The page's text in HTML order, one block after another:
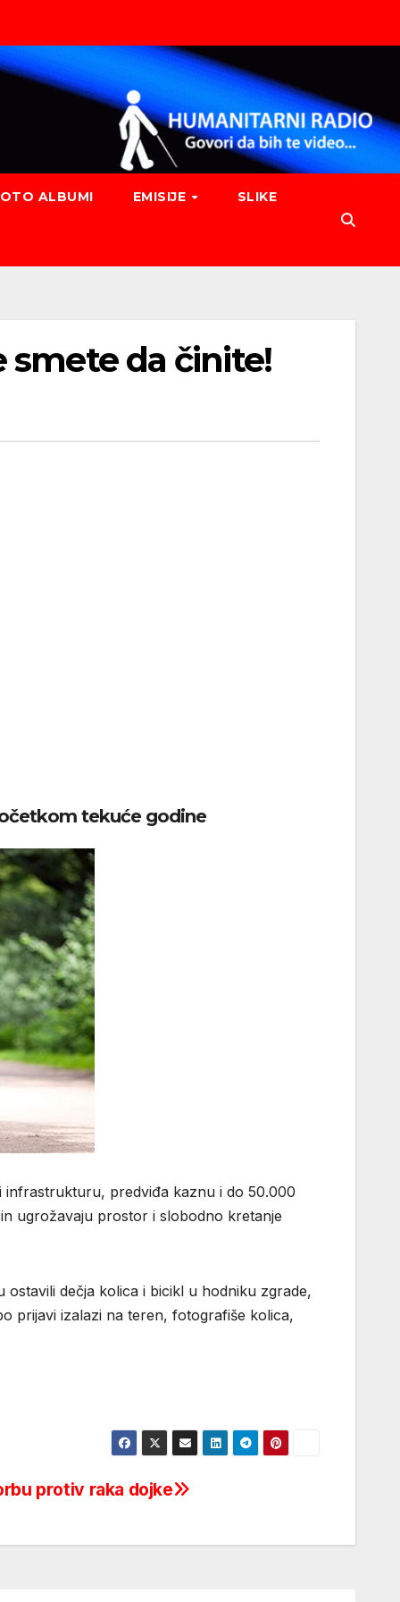
ALBUMI EMISIJE SLIKE
smete da činite!
tekuće godine
infrastrukturu, predviđa kaznu i do 50.000
ugrožavaju prostor i slobodno kretanje
dečja kolica i bicikl u hodniku zgrade,
prijavi izalazi na teren, fotografiše kolica,
protiv raka dojke